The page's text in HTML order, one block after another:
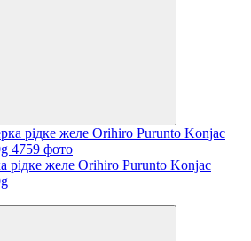
рідке желе Orihiro Purunto Konjac